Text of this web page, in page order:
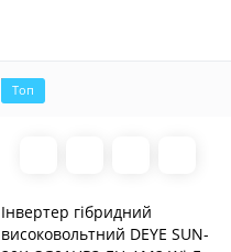
Топ
Інвертер гібридний
високовольтний DEYE SUN-